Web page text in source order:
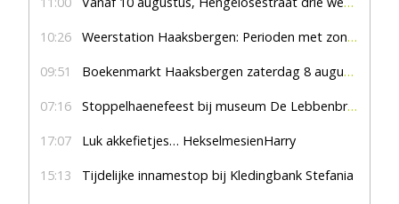
10:26 Weerstation Haaksbergen: Perioden met zon en droog
09:51 Boekenmarkt Haaksbergen zaterdag 8 augustus, marktplein Haaksbergen
07:16 Stoppelhaenefeest bij museum De Lebbenbrugge
17:07 Luk akkefietjes… HekselmesienHarry
15:13 Tijdelijke innamestop bij Kledingbank Stefania